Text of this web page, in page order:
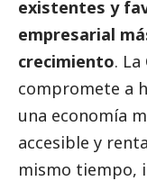
existentes y
empresarial
crecimiento.
compromete a
una economía
accesible y
mismo tiempo,